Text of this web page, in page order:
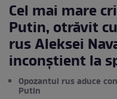
Cel mai mare
Putin, otrăvit
rus Aleksei
inconștient la
Opozantul rus aduce
Putin